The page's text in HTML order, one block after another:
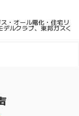
・オール電化・住宅リ
ルクラブ、東邦ガスく